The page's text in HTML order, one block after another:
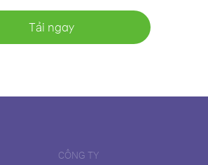
Tải ngay
CÔNG TY